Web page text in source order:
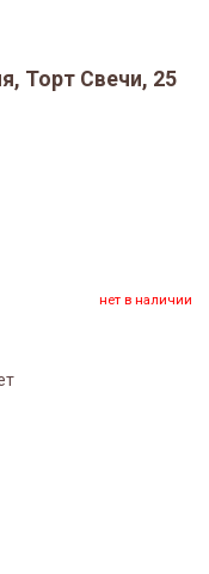
Торт Свечи, 25
нет в наличии